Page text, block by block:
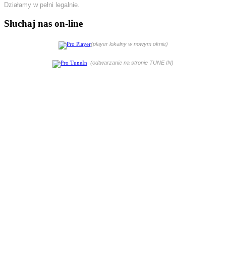
Działamy w pełni legalnie.
Słuchaj nas on-line
(player lokalny w nowym oknie)
(odtwarzanie na stronie TUNE IN)